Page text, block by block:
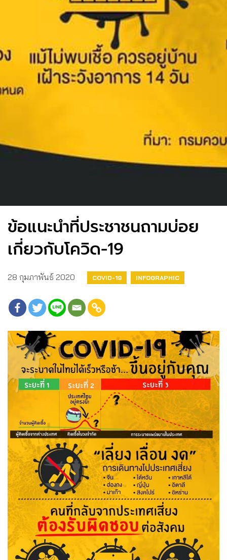
ข้อแนะนำที่ประชาชนถามบ่อย
เกี่ยวกับโควิด-19
28 กุมภาพันธ์ 2020 COVID-19 INFOGRAPHIC